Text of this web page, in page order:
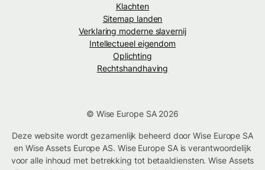
Klachten
Sitemap landen
Verklaring moderne slavernij
Intellectueel eigendom
Oplichting
Rechtshandhaving
© Wise Europe SA 2026
Deze website wordt gezamenlijk beheerd door Wise Europe SA
en Wise Assets Europe AS. Wise Europe SA is verantwoordelijk
voor alle inhoud met betrekking tot betaaldiensten. Wise Assets